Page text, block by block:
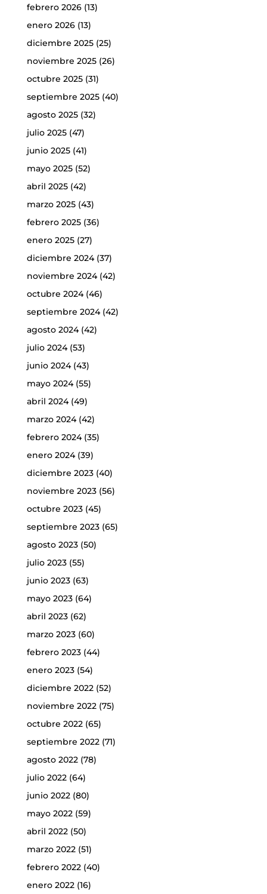
febrero 2026(13)
enero 2026(13)
diciembre 2025(25)
noviembre 2025(26)
octubre 2025(31)
septiembre 2025(40)
agosto 2025(32)
julio 2025(47)
junio 2025(41)
mayo 2025(52)
abril 2025(42)
marzo 2025(43)
febrero 2025(36)
enero 2025(27)
diciembre 2024(37)
noviembre 2024(42)
octubre 2024(46)
septiembre 2024(42)
agosto 2024(42)
julio 2024(53)
junio 2024(43)
mayo 2024(55)
abril 2024(49)
marzo 2024(42)
febrero 2024(35)
enero 2024(39)
diciembre 2023(40)
noviembre 2023(56)
octubre 2023(45)
septiembre 2023(65)
agosto 2023(50)
julio 2023(55)
junio 2023(63)
mayo 2023(64)
abril 2023(62)
marzo 2023(60)
febrero 2023(44)
enero 2023(54)
diciembre 2022(52)
noviembre 2022(75)
octubre 2022(65)
septiembre 2022(71)
agosto 2022(78)
julio 2022(64)
junio 2022(80)
mayo 2022(59)
abril 2022(50)
marzo 2022(51)
febrero 2022(40)
enero 2022(16)